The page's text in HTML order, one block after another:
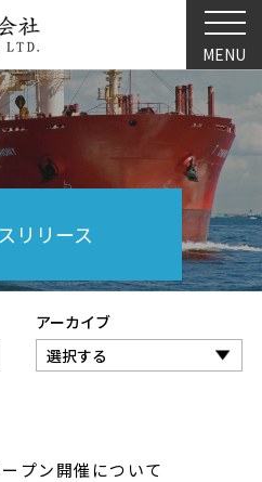
MENU
リリース
アーカイブ
プン開催について